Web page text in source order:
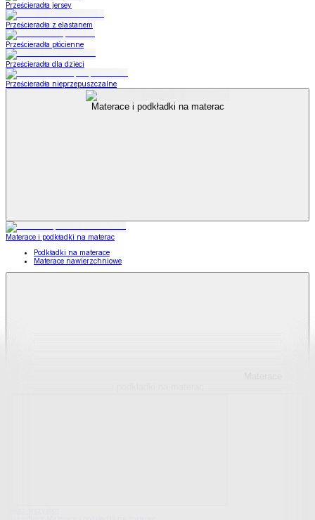
Prześcieradła jersey
Prześcieradła z elastanem
Prześcieradła płócienne
Prześcieradła dla dzieci
Prześcieradła nieprzepuszczalne
Materace i podkładki na materac
Materace i podkładki na materac
Podkładki na materace
Materace nawierzchniowe